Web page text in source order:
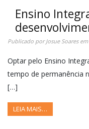
Ensino
Publicado porJosue Soaresem
Optar pelo Ensino
tempo de permanência
[…]
LEIA MAIS…